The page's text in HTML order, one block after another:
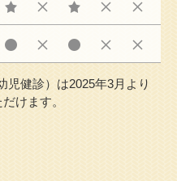
児健診）は2025年3月より
けます。